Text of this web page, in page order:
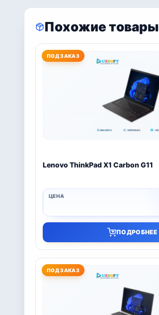
Похожие товары
ПОД ЗАКАЗ
Lenovo ThinkPad X1 Carbon G11
ПОДРОБНЕЕ
ПОД ЗАКАЗ